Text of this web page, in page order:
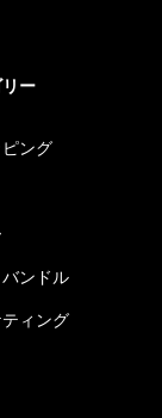
リー
ピング
ンドル
ィング